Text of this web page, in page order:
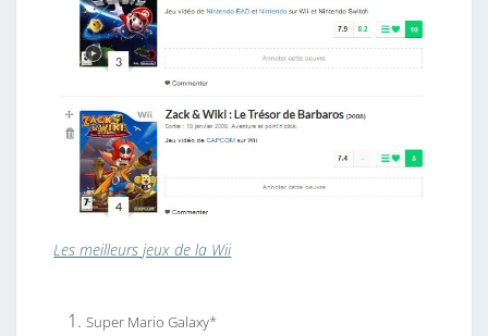
Les meilleurs jeux de la Wii
Super Mario Galaxy*